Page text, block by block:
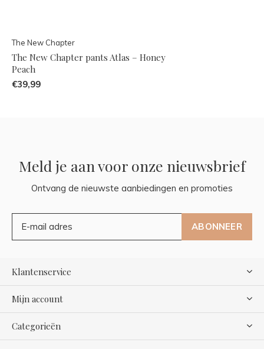
The New Chapter
The New Chapter pants Atlas – Honey
Peach
€39,99
Meld je aan voor onze nieuwsbrief
Ontvang de nieuwste aanbiedingen en promoties
ABONNEER
Klantenservice
Mijn account
Categorieën